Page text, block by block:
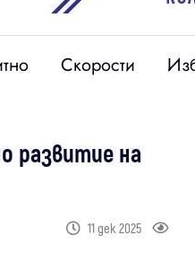
Скорости
развитие на
11 дек 2025